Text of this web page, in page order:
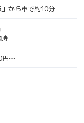
から車で約10分
〜